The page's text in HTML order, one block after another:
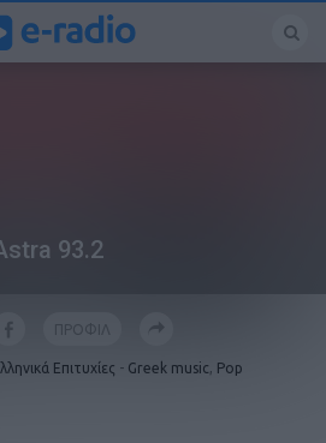
93.2
ΠΡΟΦΙΛ
Επιτυχίες - Greek music, Pop